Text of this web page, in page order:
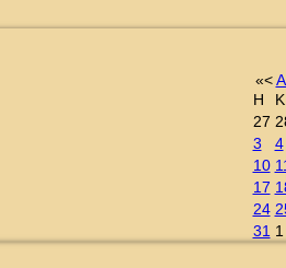
«<
H
K
27
3
4
10
17
24
31 1